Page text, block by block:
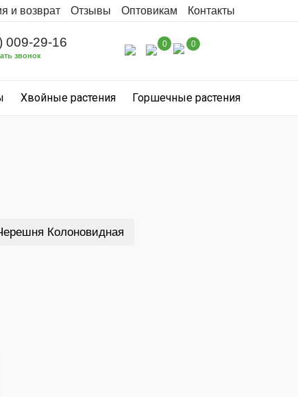
и возврат Отзывы Оптовикам Контакты
009-29-16
звонок
0 0
Хвойные растения Горшечные растения
Колоновидная